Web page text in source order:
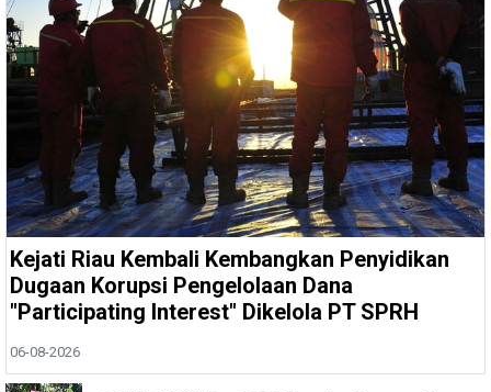
Kejati Riau Kembali Kembangkan Penyidikan
Dugaan Korupsi Pengelolaan Dana
"Participating Interest" Dikelola PT SPRH
06-08-2026